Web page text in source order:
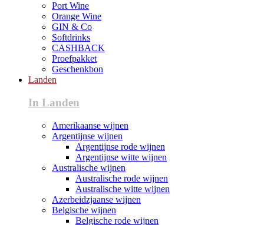
Port Wine
Orange Wine
GIN & Co
Softdrinks
CASHBACK
Proefpakket
Geschenkbon
Landen
In Landen
Amerikaanse wijnen
Argentijnse wijnen
Argentijnse rode wijnen
Argentijnse witte wijnen
Australische wijnen
Australische rode wijnen
Australische witte wijnen
Azerbeidzjaanse wijnen
Belgische wijnen
Belgische rode wijnen